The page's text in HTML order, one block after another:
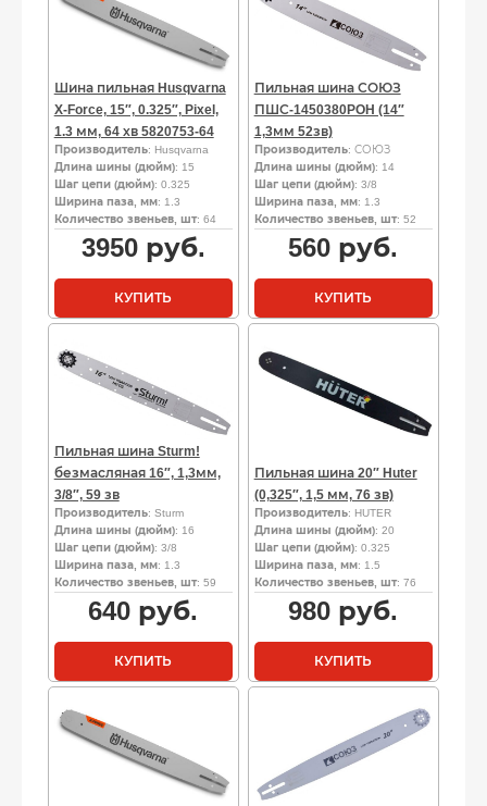
Шина пильная Husqvarna
X-Force, 15″, 0.325″, Pixel,
1.3 мм, 64 хв 5820753-64
Производитель: Husqvarna
Длина шины (дюйм): 15
Шаг цепи (дюйм): 0.325
Ширина паза, мм: 1.3
Количество звеньев, шт: 64
3950руб.
КУПИТЬ
Пильная шина СОЮЗ
ПШС-1450380POH (14″
1,3мм 52зв)
Производитель: СОЮЗ
Длина шины (дюйм): 14
Шаг цепи (дюйм): 3/8
Ширина паза, мм: 1.3
Количество звеньев, шт: 52
560 руб.
КУПИТЬ
Пильная шина Sturm!
безмасляная 16″, 1,3мм,
3/8″, 59 зв
Производитель: Sturm
Длина шины (дюйм): 16
Шаг цепи (дюйм): 3/8
Ширина паза, мм: 1.3
Количество звеньев, шт: 59
640 руб.
КУПИТЬ
Пильная шина 20″ Huter
(0,325″, 1,5 мм, 76 зв)
Производитель: HUTER
Длина шины (дюйм): 20
Шаг цепи (дюйм): 0.325
Ширина паза, мм: 1.5
Количество звеньев, шт: 76
980 руб.
КУПИТЬ